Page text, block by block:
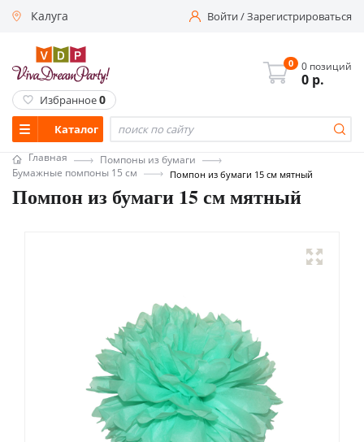
Калуга Войти/Зарегистрироваться
Каталог
0 0 позиций
0 р.
Избранное0
Главная
Помпоны из бумаги
Бумажные помпоны 15 см
Помпон из бумаги 15 см мятный
Помпон из бумаги 15 см мятный